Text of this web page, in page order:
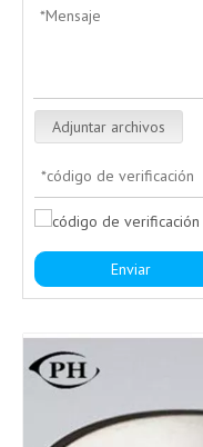
Adjuntar archivos
Enviar